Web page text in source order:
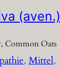
(aven.)
Common Oats
, Mittel